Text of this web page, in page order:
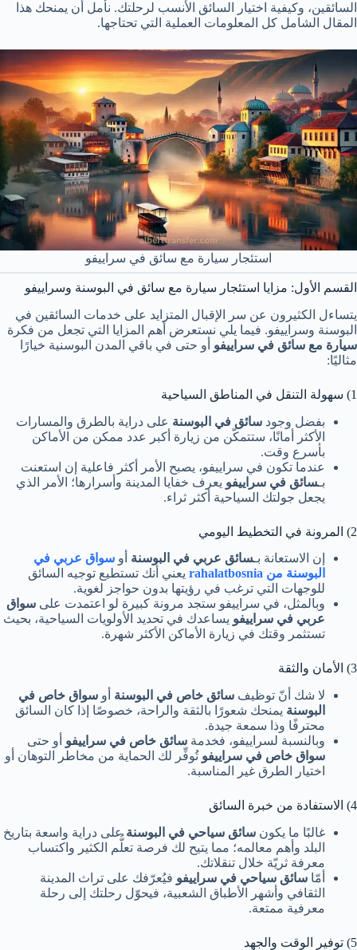
السائقين، وكيفية اختيار السائق الأنسب لرحلتك. نأمل أن يمنحك هذا
المقال الشامل كل المعلومات العملية التي تحتاجها.
استئجار سيارة مع سائق في سراييفو
القسم الأول: مزايا استئجار سيارة مع سائق في البوسنة وسراييفو
يتساءل الكثيرون عن سر الإقبال المتزايد على خدمات السائقين في
البوسنة وسراييفو. فيما يلي نستعرض أهم المزايا التي تجعل من فكرة
سيارة مع سائق في سراييفو أو حتى في باقي المدن البوسنية خيارًا
مثاليًا:
1) سهولة التنقل في المناطق السياحية
بفضل وجود سائق في البوسنة على دراية بالطرق والمسارات
الأكثر أمانًا، ستتمكّن من زيارة أكبر عدد ممكن من الأماكن
بأسرع وقت.
عندما تكون في سراييفو، يصبح الأمر أكثر فاعلية إن استعنت
بـسائق في سراييفو يعرف خفايا المدينة وأسرارها؛ الأمر الذي
يجعل جولتك السياحية أكثر ثراء.
2) المرونة في التخطيط اليومي
إن الاستعانة بـسائق عربي في البوسنة أو سواق عربي في
البوسنة من rahalatbosnia
يعني أنك تستطيع توجيه السائق
للوجهات التي ترغب في رؤيتها بدون حواجز لغوية.
وبالمثل، في سراييفو ستجد مرونة كبيرة لو اعتمدت على سواق
عربي في سراييفو يساعدك في تحديد الأولويات السياحية، بحيث
تستثمر وقتك في زيارة الأماكن الأكثر شهرة.
3) الأمان والثقة
لا شك أنّ توظيف سائق خاص في البوسنة أو سواق خاص في
البوسنة يمنحك شعورًا بالثقة والراحة، خصوصًا إذا كان السائق
محترفًا وذا سمعة جيدة.
وبالنسبة لسراييفو، فخدمة سائق خاص في سراييفو أو حتى
سواق خاص في سراييفو تُوفِّر لك الحماية من مخاطر التوهان أو
اختيار الطرق غير المناسبة.
4) الاستفادة من خبرة السائق
غالبًا ما يكون سائق سياحي في البوسنةعلى دراية واسعة بتاريخ
البلد وأهم معالمه؛ مما يتيح لك فرصة تعلُّم الكثير واكتساب
معرفة ثريّة خلال تنقلاتك.
أمّا سائق سياحي في سراييفو فيُعرّفك على تراث المدينة
الثقافي وأشهر الأطباق الشعبية، فيحوّل رحلتك إلى رحلة
معرفية ممتعة.
5) توفير الوقت والجهد